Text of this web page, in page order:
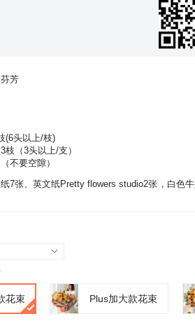
芳
(6头以上/枝)
枝（3头以上/支）
不要空隙）
7张、英文纸Pretty flowers studio2张，白色
花束 Plus加大款花束